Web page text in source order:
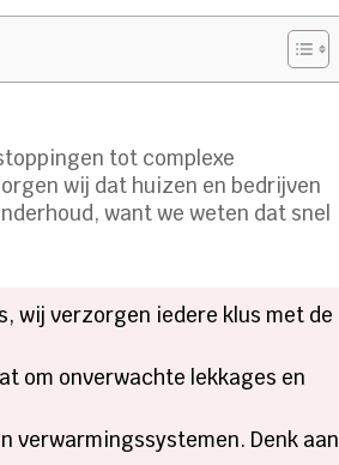
tot complexe
wij dat huizen en bedrijven
want we weten dat snel
wij verzorgen iedere klus met de
om onverwachte lekkages en
verwarmingssystemen. Denk aan